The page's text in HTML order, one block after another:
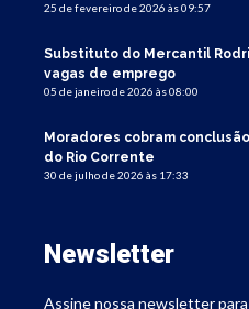
25 de fevereiro de 2026 às 09:57
Substituto do Mercantil
vagas de emprego
05 de janeiro de 2026 às 08:00
Moradores cobram
do Rio Corrente
30 de julho de 2026 às 17:33
Newsletter
Assine nossa newsletter